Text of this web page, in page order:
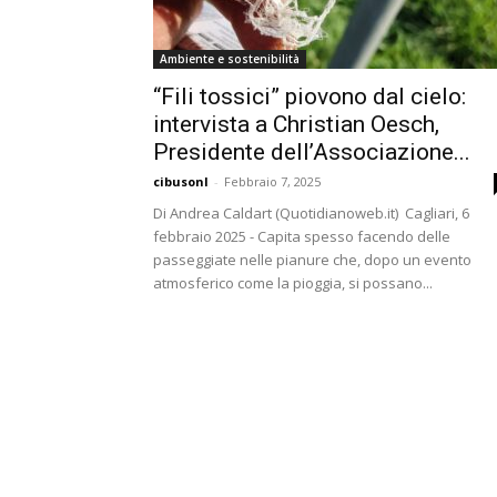
Ambiente e sostenibilità
“Fili tossici” piovono dal cielo:
intervista a Christian Oesch,
Presidente dell’Associazione...
cibusonl - Febbraio 7, 2025
Di Andrea Caldart (Quotidianoweb.it) Cagliari, 6
febbraio 2025 - Capita spesso facendo delle
passeggiate nelle pianure che, dopo un evento
atmosferico come la pioggia, si possano...